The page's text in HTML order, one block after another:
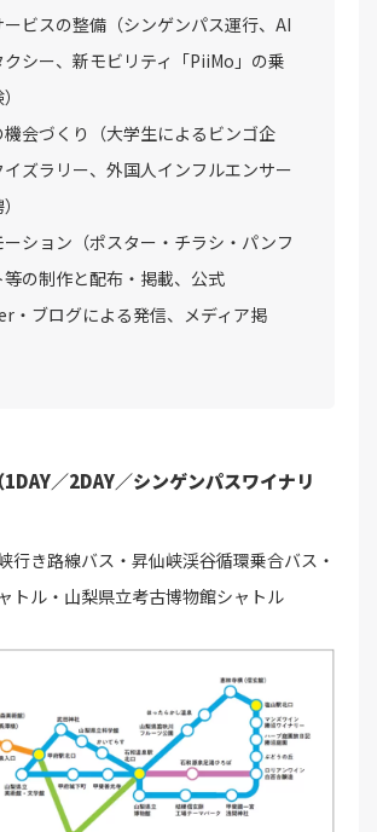
ビスの整備（シンゲンパス運行、AI
シー、新モビリティ「PiiMo」の乗
機会づくり（大学生によるビンゴ企
イズラリー、外国人インフルエンサー
ーション（ポスター・チラシ・パンフ
等の制作と配布・掲載、公式
・ブログによる発信、メディア掲
／2DAY／シンゲンパスワイナリ
行き路線バス・昇仙峡渓谷循環乗合バス・
トル・山梨県立考古博物館シャトル